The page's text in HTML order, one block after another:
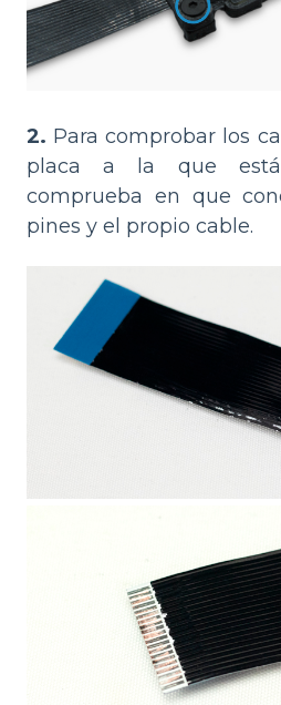
2. Para comprobar los
placa a la que
comprueba en que
pines y el propio cable.